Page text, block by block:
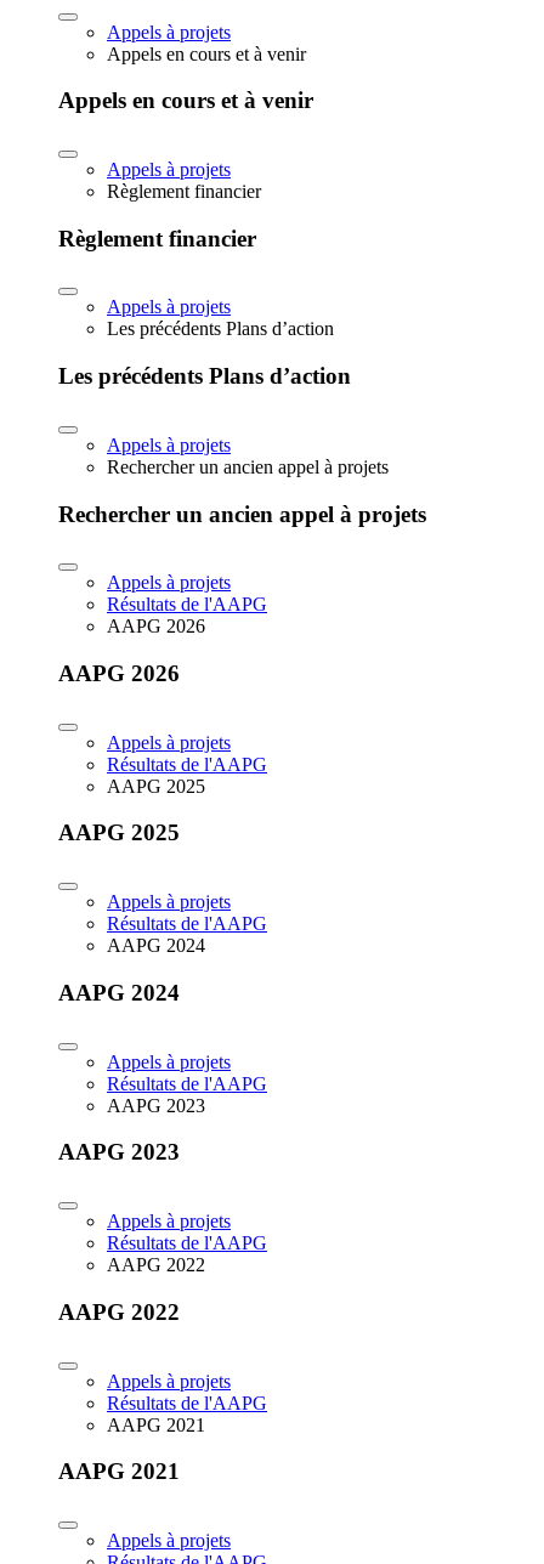
Appels à projets
Appels en cours et à venir
Appels en cours et à venir
Appels à projets
Règlement financier
Règlement financier
Appels à projets
Les précédents Plans d’action
Les précédents Plans d’action
Appels à projets
Rechercher un ancien appel à projets
Rechercher un ancien appel à projets
Appels à projets
Résultats de l'AAPG
AAPG 2026
AAPG 2026
Appels à projets
Résultats de l'AAPG
AAPG 2025
AAPG 2025
Appels à projets
Résultats de l'AAPG
AAPG 2024
AAPG 2024
Appels à projets
Résultats de l'AAPG
AAPG 2023
AAPG 2023
Appels à projets
Résultats de l'AAPG
AAPG 2022
AAPG 2022
Appels à projets
Résultats de l'AAPG
AAPG 2021
AAPG 2021
Appels à projets